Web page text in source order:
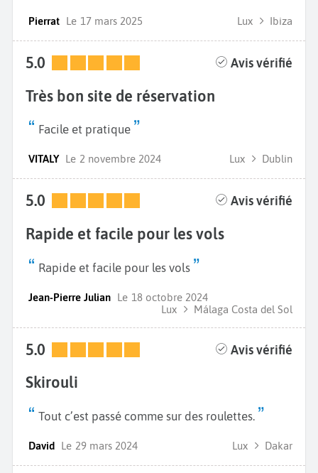
Pierrat Le 17 mars 2025 Lux Ibiza
5.0 Avis vérifié
Très bon site de réservation
Facile et pratique
VITALY Le 2 novembre 2024 Lux Dublin
5.0 Avis vérifié
Rapide et facile pour les vols
Rapide et facile pour les vols
Jean-Pierre Julian Le 18 octobre 2024
Lux
Málaga Costa del Sol
5.0 Avis vérifié
Skirouli
Tout c’est passé comme sur des roulettes.
David Le 29 mars 2024 Lux Dakar